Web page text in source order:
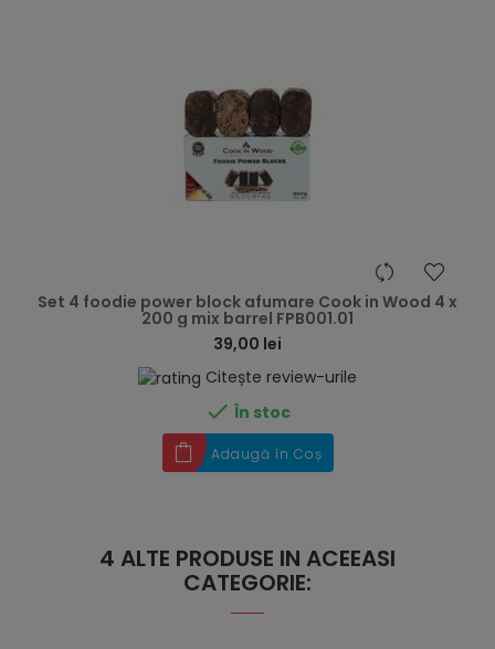
Set 4 foodie power block afumare Cook in Wood 4 x
200 g mix barrel FPB001.01
39,00 lei
Citește review-urile
 În stoc
Adaugă în Coș
4 ALTE PRODUSE IN ACEEASI
CATEGORIE: